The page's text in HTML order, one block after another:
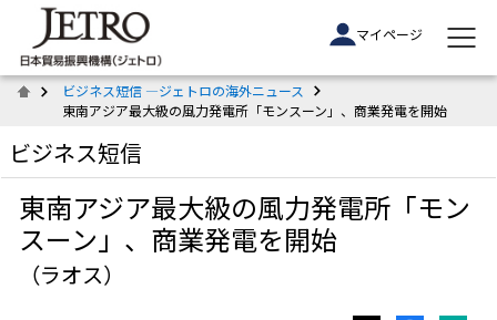
マイページ
ビジネス短信 ―ジェトロの海外ニュース
東南アジア最大級の風力発電所「モンスーン」、商業発電を開始
ビジネス短信
東南アジア最大級の風力発電所「モン
スーン」、商業発電を開始
（ラオス）